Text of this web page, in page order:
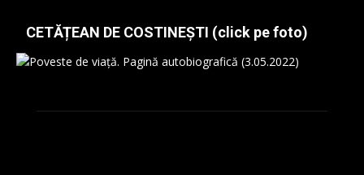
CETĂȚEAN DE COSTINEȘTI (click pe foto)